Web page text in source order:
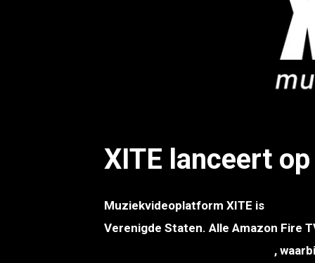
XITE lanceert
Muziekvideoplatform XITE is
Verenigde Staten. Alle Amazon Fire
,